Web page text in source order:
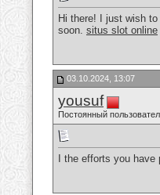
Hi there! I just wish
soon. situs slot online
03.10.2024, 13:07
yousuf
Постоянный
I the efforts you